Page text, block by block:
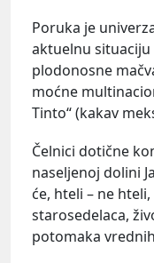
Poruka je
aktuelnu situaciju
plodonosne
moćne
Tinto“ (kakav
Čelnici dotične
naseljenoj dolini
će, hteli – ne
starosedelaca,
potomaka